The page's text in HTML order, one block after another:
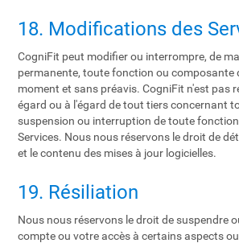
18. Modifications des
CogniFit peut modifier ou interrompre, de
permanente, toute fonction ou composante
moment et sans préavis. CogniFit n'est pas
égard ou à l'égard de tout tiers concernant
suspension ou interruption de toute
Services. Nous nous réservons le droit de
et le contenu des mises à jour logicielles.
19. Résiliation
Nous nous réservons le droit de suspendre
compte ou votre accès à certains aspects